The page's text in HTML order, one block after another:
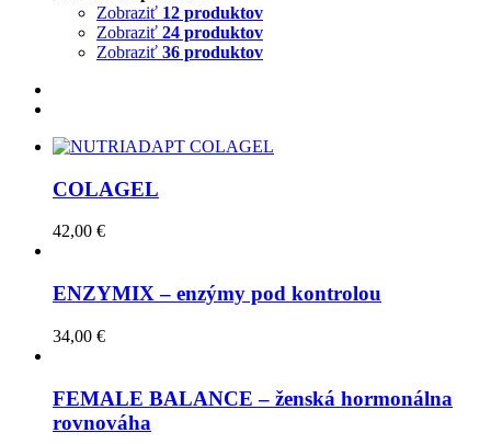
Zobraziť 12 produktov
Zobraziť 24 produktov
Zobraziť 36 produktov
COLAGEL
42,00 €
ENZYMIX – enzýmy pod kontrolou
34,00 €
FEMALE BALANCE – ženská hormonálna
rovnováha